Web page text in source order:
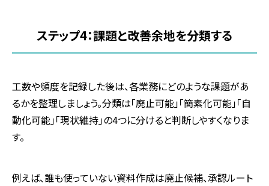
ステップ4：課題と改善余地を分類する
工数や頻度を記録した後は、各業務にどのような課題があ
るかを整理しましょう。分類は「廃止可能」「簡素化可能」「自
動化可能」「現状維持」の4つに分けると判断しやすくなりま
す。
例えば、誰も使っていない資料作成は廃止候補、承認ルート